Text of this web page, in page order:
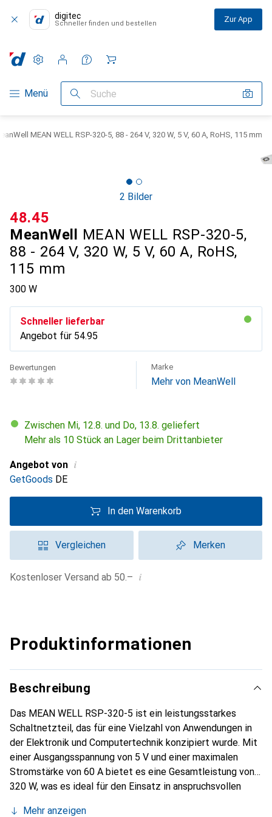
digitec
Schneller finden und bestellen Zur App
Navigation nach Kategorien
Menü Suche
Einstellungen
Kundenkonto
Vergleichslisten
Merklisten
Warenkorb
MEAN WELL RSP-320-5, 88 - 264 V, 320 W, 5 V, 60 A, RoHS, 115 mm
2 Bilder
MeanWell
MEAN WELL RSP-320-5,
88 - 264 V, 320 W, 5 V, 60 A, RoHS,
115 mm
300 W
CHF
48.45
Schneller lieferbar
Angebot für CHF
54.95
Bewertungen Marke
Mehr von MeanWell
Zwischen Mi, 12.8. und Do, 13.8. geliefert
Mehr als 10 Stück an Lager beim Drittanbieter
Angebot von i
GetGoods DE
In den Warenkorb
Vergleichen Merken
Kostenloser Versand ab 50.– i
Produktinformationen
Beschreibung
Das MEAN WELL RSP-320-5 ist ein leistungsstarkes
Schaltnetzteil, das für eine Vielzahl von Anwendungen in
der Elektronik und Computertechnik konzipiert wurde. Mit
einer Ausgangsspannung von 5 V und einer maximalen
Stromstärke von 60 A bietet es eine Gesamtleistung von
320 W, was es ideal für den Einsatz in anspruchsvollen
Mehr anzeigen